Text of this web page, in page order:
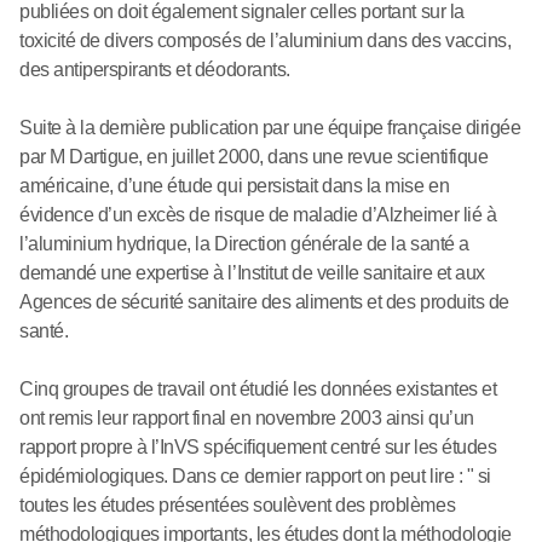
publiées on doit également signaler celles portant sur la
toxicité de divers composés de l’aluminium dans des vaccins,
des antiperspirants et déodorants.
Suite à la dernière publication par une équipe française dirigée
par M Dartigue, en juillet 2000, dans une revue scientifique
américaine, d’une étude qui persistait dans la mise en
évidence d’un excès de risque de maladie d’Alzheimer lié à
l’aluminium hydrique, la Direction générale de la santé a
demandé une expertise à l’Institut de veille sanitaire et aux
Agences de sécurité sanitaire des aliments et des produits de
santé.
Cinq groupes de travail ont étudié les données existantes et
ont remis leur rapport final en novembre 2003 ainsi qu’un
rapport propre à l’InVS spécifiquement centré sur les études
épidémiologiques. Dans ce dernier rapport on peut lire : " si
toutes les études présentées soulèvent des problèmes
méthodologiques importants, les études dont la méthodologie